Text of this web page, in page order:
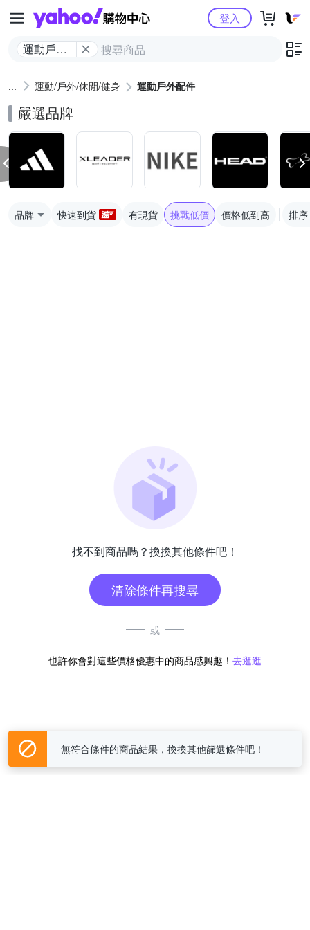
Yahoo購物中心
運動戶外
登入
運動/戶外/休閒/健身 運動戶外配件
嚴選品牌
品牌 快速到貨 有現貨 挑戰低價 價格低到高 排序
找不到商品嗎？換換其他條件吧！
清除條件再搜尋
或
也許你會對這些價格優惠中的商品感興趣！ 去逛逛
無符合條件的商品結果，換換其他篩選條件吧！